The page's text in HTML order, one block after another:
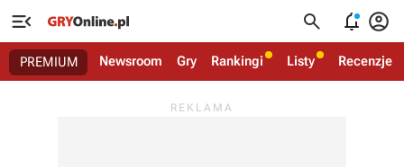
   
PREMIUM Newsroom Gry Rankingi Listy Recenzje